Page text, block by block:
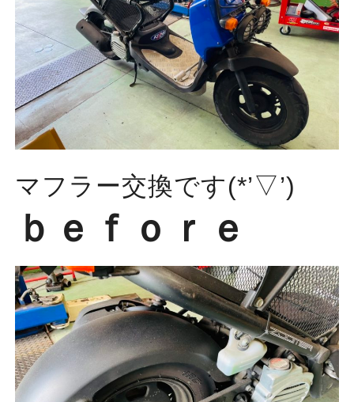
マフラー交換です(*’▽’)
ｂｅｆｏｒｅ